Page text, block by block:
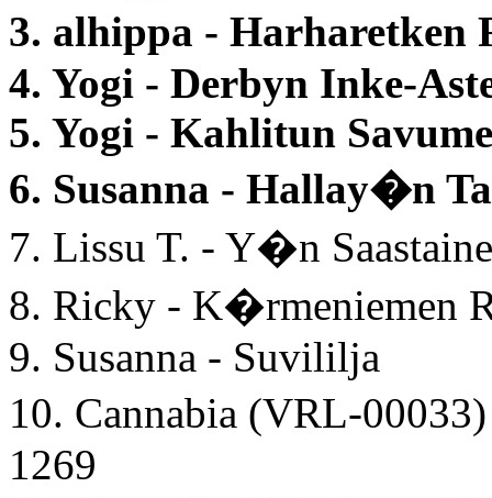
3. alhippa -
4. Yogi - Derbyn Inke-
5. Yogi - Kahlitun
6. Susanna - Hallay�n
7. Lissu T. - Y�n
8. Ricky - K�rmeniemen
9. Susanna - Suvililja
10. Cannabia (VRL-
1269